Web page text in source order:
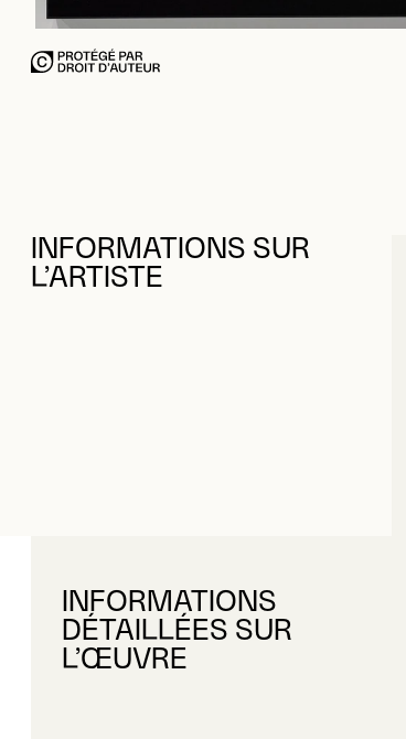
INFORMATIONS SUR
L’ARTISTE
INFORMATIONS
DÉTAILLÉES SUR
L’ŒUVRE